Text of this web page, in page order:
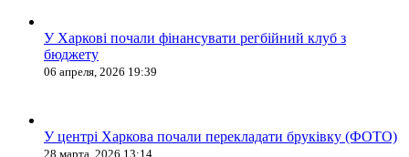
У Харкові почали фінансувати регбійний клуб з
бюджету
06 апреля, 2026 19:39
У центрі Харкова почали перекладати бруківку (ФОТО)
28 марта, 2026 13:14